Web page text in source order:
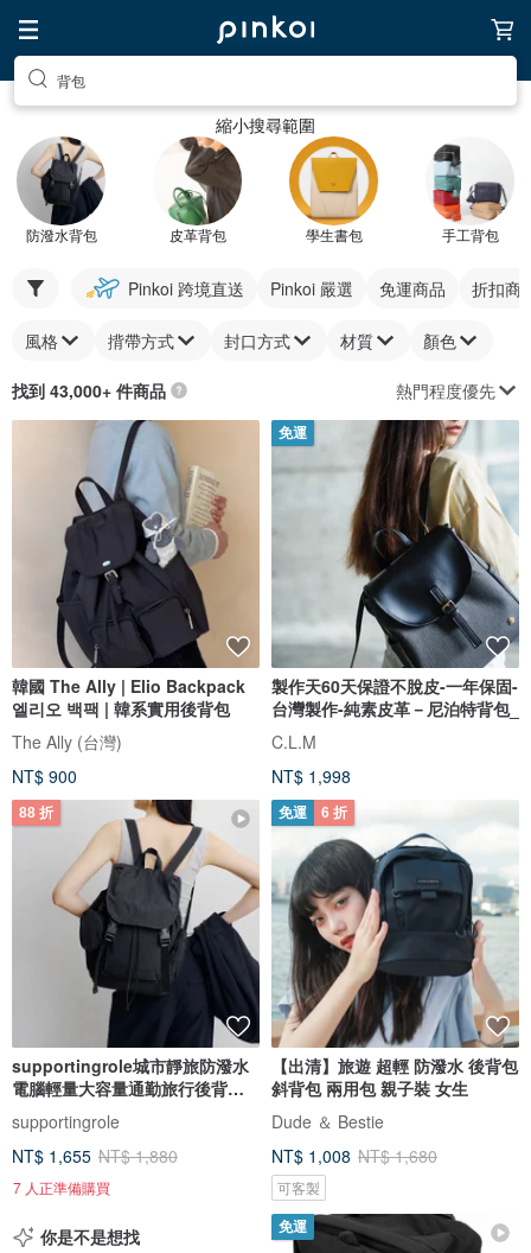
背包
縮小搜尋範圍
防潑水背包 皮革背包 學生書包 手工背包
Pinkoi 跨境直送 Pinkoi 嚴選 免運商品 折扣商
風格 揹帶方式 封口方式 材質 顏色
找到 43,000+ 件商品 熱門程度優先
韓國 The Ally | Elio Backpack
엘리오 백팩 | 韓系實用後背包
The Ally (台灣)
NT$ 900
免運
製作天60天保證不脫皮-一年保固-
台灣製作-純素皮革－尼泊特背包_
C.L.M
NT$ 1,998
88 折
supportingrole城市靜旅防潑水
電腦輕量大容量通勤旅行後背包
supportingrole
NT$ 1,655 NT$ 1,880
7 人正準備購買
免運 6 折
【出清】旅遊 超輕 防潑水 後背包
斜背包 兩用包 親子裝 女生
Dude ＆ Bestie
NT$ 1,008 NT$ 1,680
可客製
你是不是想找 免運